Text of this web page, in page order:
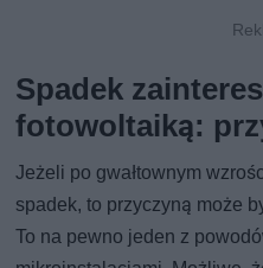
Spadek
fotowoltaiką:
Jeżeli po gwałtownym
spadek, to przyczyną może
To na pewno jeden z